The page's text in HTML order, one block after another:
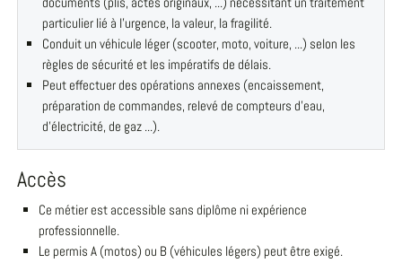
particulier lié à l'urgence, la valeur, la fragilité.
Conduit un véhicule léger (scooter, moto, voiture, ...) selon les
règles de sécurité et les impératifs de délais.
Peut effectuer des opérations annexes (encaissement,
préparation de commandes, relevé de compteurs d'eau,
d'électricité, de gaz ...).
Accès
Ce métier est accessible sans diplôme ni expérience
professionnelle.
Le permis A (motos) ou B (véhicules légers) peut être exigé.